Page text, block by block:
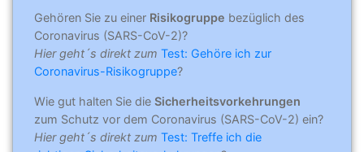
Gehören Sie zu einer Risikogruppe bezüglich des
Coronavirus (SARS-CoV-2)?
Hier geht´s direkt zum Test: Gehöre ich zur
Coronavirus-Risikogruppe?
Wie gut halten Sie die Sicherheitsvorkehrungen
zum Schutz vor dem Coronavirus (SARS-CoV-2) ein?
Hier geht´s direkt zum Test: Treffe ich die